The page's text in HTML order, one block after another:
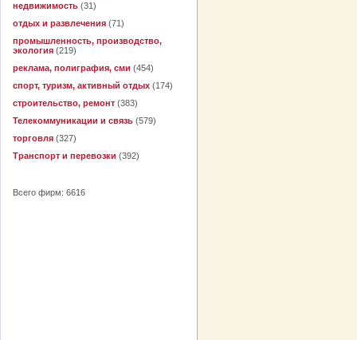
недвижимость (31)
отдых и развлечения (71)
промышленность, производство,
экология (219)
реклама, полиграфия, сми (454)
спорт, туризм, активный отдых (174)
строительство, ремонт (383)
Телекоммуникации и связь (579)
торговля (327)
Транспорт и перевозки (392)
Всего фирм: 6616